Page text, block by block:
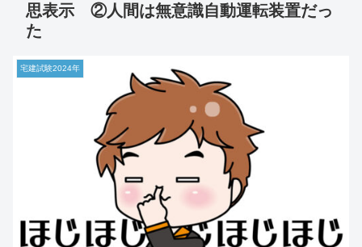
思表示 ②人間は無意識自動運転装置だっ
た
宅建試験2024年